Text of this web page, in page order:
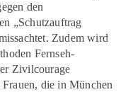
den
„Schutzauftrag
Zudem wird
Fernseh-
Zivilcourage
die in München